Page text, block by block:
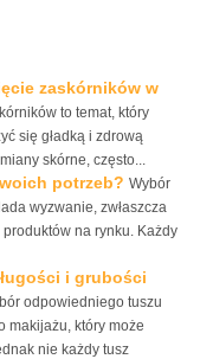
zaskórników w
to temat, który
się gładką i zdrową
skórne, często...
potrzeb? Wybór
wyzwanie, zwłaszcza
na rynku. Każdy
i grubości
odpowiedniego tuszu
makijażu, który może
nie każdy tusz